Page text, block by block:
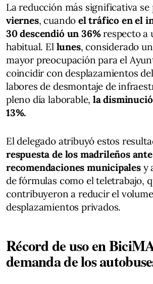
La reducción más significativa se
viernes, cuando el tráfico en el
30 descendió un 36%respecto a
habitual. El lunes, considerado
mayor preocupación para el
coincidir con desplazamientos
labores de desmontaje de
pleno día laborable,la
13%.
El delegado atribuyó estos
respuesta de los madrileños
recomendaciones municipalesy
de fórmulas como el teletrabajo,
contribuyeron a reducir el
desplazamientos privados.
Récord de uso en
demanda de los